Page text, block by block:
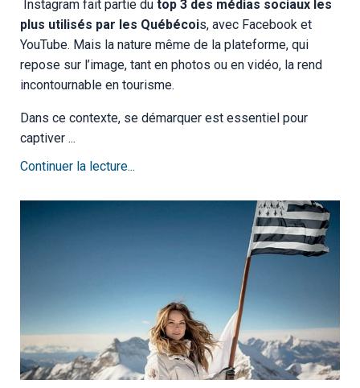
Instagram fait partie du top 3 des médias sociaux les
plus utilisés par les Québécois, avec Facebook et
YouTube. Mais la nature même de la plateforme, qui
repose sur l’image, tant en photos ou en vidéo, la rend
incontournable en tourisme.
Dans ce contexte, se démarquer est essentiel pour
captiver ...
Continuer la lecture...